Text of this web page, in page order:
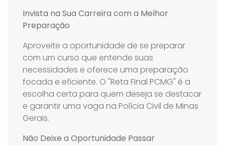
Invista na Sua Carreira com a Melhor
Preparação
Aproveite a oportunidade de se preparar
com um curso que entende suas
necessidades e oferece uma preparação
focada e eficiente. O "Reta Final PCMG" é a
escolha certa para quem deseja se destacar
e garantir uma vaga na Polícia Civil de Minas
Gerais.
Não Deixe a Oportunidade Passar